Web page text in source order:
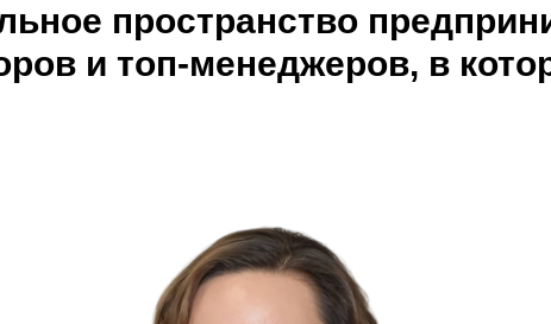
пространство
и топ-менеджеров, в